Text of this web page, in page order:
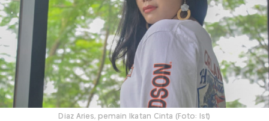
Diaz Aries, pemain Ikatan Cinta (Foto: Ist)